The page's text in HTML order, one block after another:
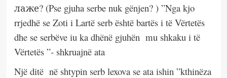
лаже? (Pse gjuha serbe nuk gënjen? ) ”Nga kjo
rrjedhë se Zoti i Lartë serb është bartës i të Vërtetës
dhe se serbëve iu ka dhënë gjuhën mu shkaku i të
Vërtetës ”- shkruajnë ata
Një ditë në shtypin serb lexova se ata ishin ”kthinëza